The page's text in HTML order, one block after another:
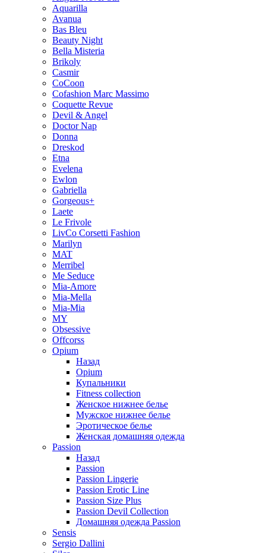
Aquarilla
Avanua
Bas Bleu
Beauty Night
Bella Misteria
Brikoly
Casmir
CoCoon
Cofashion Marc Massimo
Coquette Revue
Devil & Angel
Doctor Nap
Donna
Dreskod
Etna
Evelena
Ewlon
Gabriella
Gorgeous+
Laete
Le Frivole
LivCo Corsetti Fashion
Marilyn
MAT
Merribel
Me Seduce
Mia-Amore
Mia-Mella
Mia-Mia
MY
Obsessive
Offcorss
Opium
Назад
Opium
Купальники
Fitness collection
Женское нижнее белье
Мужское нижнее белье
Эротическое белье
Женская домашняя одежда
Passion
Назад
Passion
Passion Lingerie
Passion Erotic Line
Passion Size Plus
Passion Devil Collection
Домашняя одежда Passion
Sensis
Sergio Dallini